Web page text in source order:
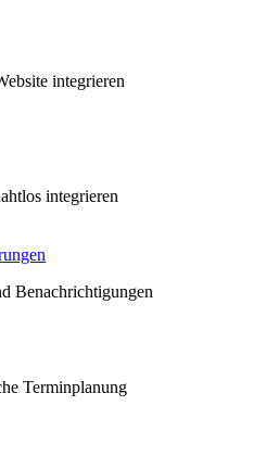
integrieren
integrieren
Benachrichtigungen
Terminplanung